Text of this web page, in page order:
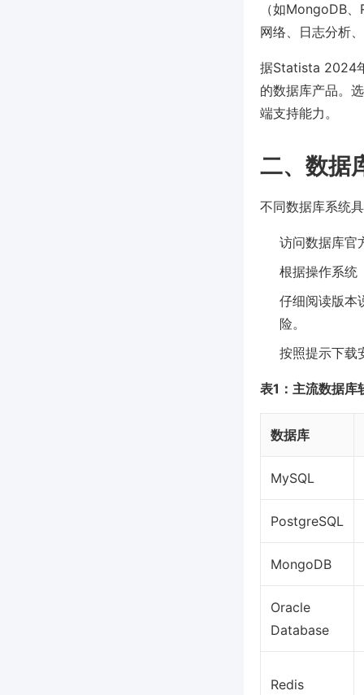
（如MongoDB
网络、日志分析
据Statista 2024
的数据库产品。
端支持能力。
二、数据
不同数据库系统
访问数据库官
根据操作系统
仔细阅读版本
险。
按照提示下载
表1：主流数据库
数据库
MySQL
PostgreSQL
MongoDB
Oracle
Database
Redis